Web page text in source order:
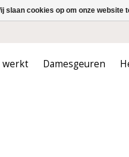
werkt Damesgeuren
slaan cookies op om onze website